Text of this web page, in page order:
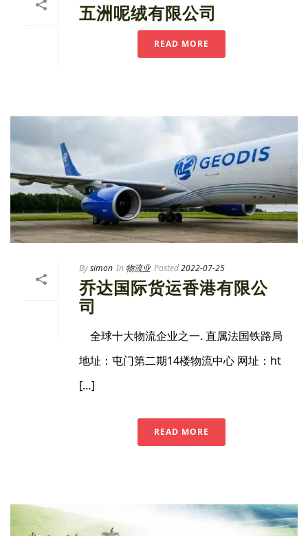
五洲呢绒有限公司
READ MORE
Bysimon In物流业 Posted2022-07-25
乔达国际货运香港有限公
司
全球十大物流企业之一. 直属法国铁路局
地址：屯门第二期14楼物流中心 网址：ht
[…]
READ MORE